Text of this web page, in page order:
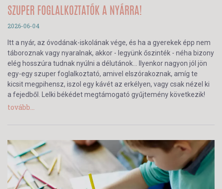
SZUPER FOGLALKOZTATÓK A NYÁRRA!
2026-06-04
Itt a nyár, az óvodának-iskolának vége, és ha a gyerekek épp nem
táboroznak vagy nyaralnak, akkor - legyünk őszinték - néha bizony
elég hosszúra tudnak nyúlni a délutánok… Ilyenkor nagyon jól jön
egy-egy szuper foglalkoztató, amivel elszórakoznak, amíg te
kicsit megpihensz, iszol egy kávét az erkélyen, vagy csak nézel ki
a fejedből. Lelki békédet megtámogató gyűjtemény következik!
tovább...